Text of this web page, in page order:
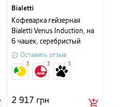
Bialetti
Кофеварка гейзерная
Bialetti Venus Induction, на
6 чашек, серебристый
Оставить отзыв
2 917 грн
3 3 3